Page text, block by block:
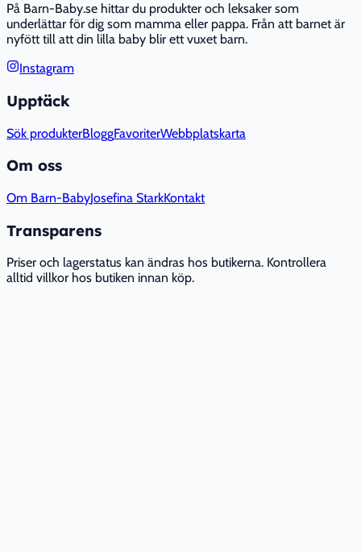
På Barn-Baby.se hittar du produkter och leksaker som
underlättar för dig som mamma eller pappa. Från att barnet är
nyfött till att din lilla baby blir ett vuxet barn.
Instagram
Upptäck
Sök produkterBloggFavoriterWebbplatskarta
Om oss
Om Barn-BabyJosefina StarkKontakt
Transparens
Priser och lagerstatus kan ändras hos butikerna. Kontrollera
alltid villkor hos butiken innan köp.